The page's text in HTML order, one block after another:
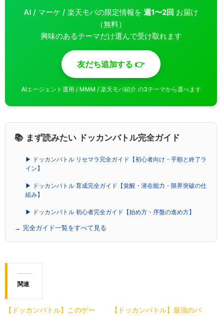
AI / マーケ / 楽天モバの限定情報を 週1〜2回 お届け
（無料）
興味のあるテーマだけ選んで受け取れます
友だち追加する 👉
AIエージェント運用 / MMM / 楽天モバ紹介 の3テーマから選べます
📚 まず読みたい ドッカンバトル完全ガイド
▶ ドッカンバトル リセマラ完全ガイド【初心者向け・手順と終了ラ
イン】
▶ ドッカンバトル 育成完全ガイド【覚醒・潜在能力・限界突破の仕
組み】
▶ ドッカンバトル 初心者完全ガイド【始め方・序盤の進め方】
→ 完全ガイド一覧をすべて見る
関連
【ドッカンバトル】このゲー
【ドッカンバトル】最強のパ